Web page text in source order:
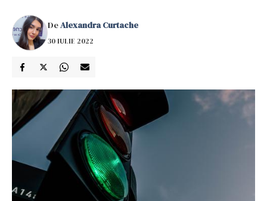
DeAlexandra Curtache
30 IULIE 2022